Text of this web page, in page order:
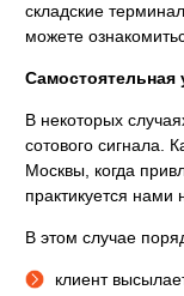
складские
можете
Самостоятельная
В некоторых
сотового сигнала.
Москвы, когда
практикуется нами
В этом случае
клиент